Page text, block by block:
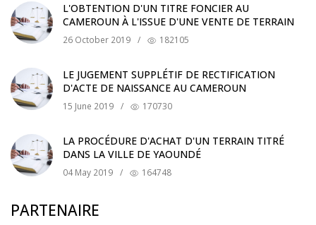
L'OBTENTION D'UN TITRE FONCIER AU
CAMEROUN À L'ISSUE D'UNE VENTE DE TERRAIN
26 October 2019 / 182105
LE JUGEMENT SUPPLÉTIF DE RECTIFICATION
D'ACTE DE NAISSANCE AU CAMEROUN
15 June 2019 / 170730
LA PROCÉDURE D'ACHAT D'UN TERRAIN TITRÉ
DANS LA VILLE DE YAOUNDÉ
04 May 2019 / 164748
PARTENAIRE